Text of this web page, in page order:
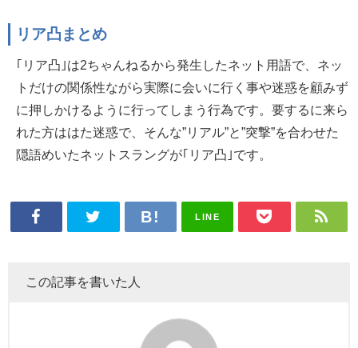
リア凸まとめ
｢リア凸｣は2ちゃんねるから発生したネット用語で、ネッ
トだけの関係性ながら実際に会いに行く事や迷惑を顧みず
に押しかけるように行ってしまう行為です。要するに来ら
れた方ははた迷惑で、そんな”リアル”と”突撃”を合わせた
隠語めいたネットスラングが｢リア凸｣です。
LINE
この記事を書いた人